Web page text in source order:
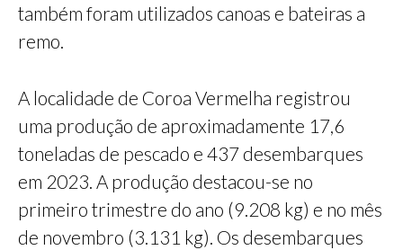
também foram utilizados canoas e bateiras a
remo.
A localidade de Coroa Vermelha registrou
uma produção de aproximadamente 17,6
toneladas de pescado e 437 desembarques
em 2023. A produção destacou-se no
primeiro trimestre do ano (9.208 kg) e no mês
de novembro (3.131 kg). Os desembarques